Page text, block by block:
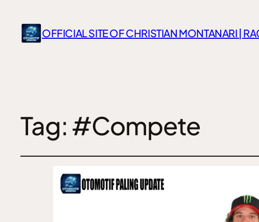
OFFICIAL SITE OF CHRISTIAN MONTANARI |
Tag: #Compete